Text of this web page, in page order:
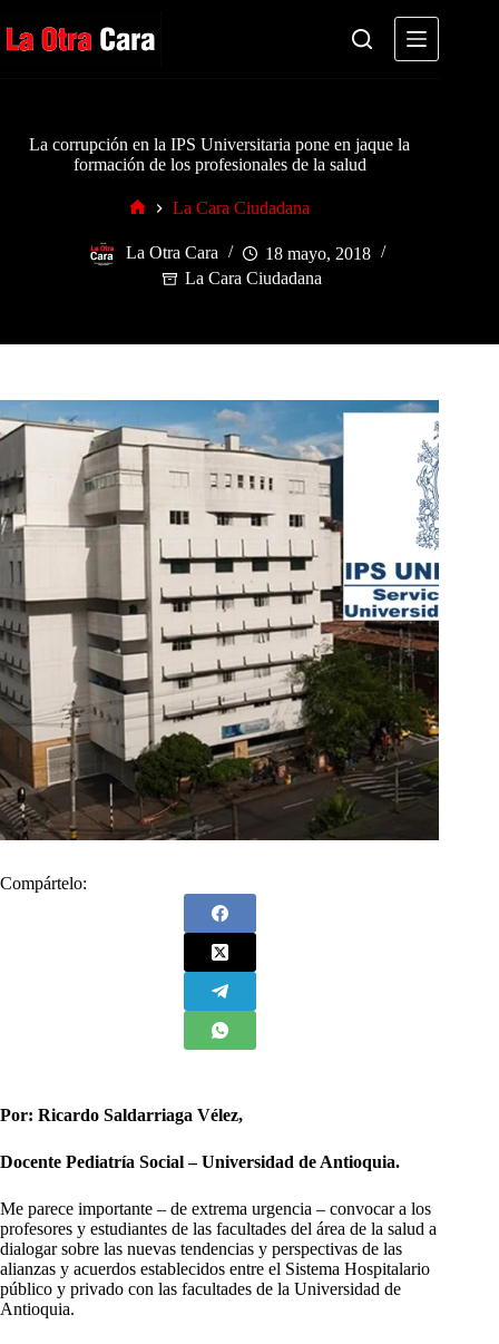
al
contenido
La corrupción en la IPS Universitaria pone en jaque la
formación de los profesionales de la salud
La Cara Ciudadana
La Otra Cara
18 mayo, 2018
La Cara Ciudadana
Compártelo:
Por: Ricardo Saldarriaga Vélez,
Docente Pediatría Social – Universidad de Antioquia.
Me parece importante – de extrema urgencia – convocar a los
profesores y estudiantes de las facultades del área de la salud a
dialogar sobre las nuevas tendencias y perspectivas de las
alianzas y acuerdos establecidos entre el Sistema Hospitalario
público y privado con las facultades de la Universidad de
Antioquia.